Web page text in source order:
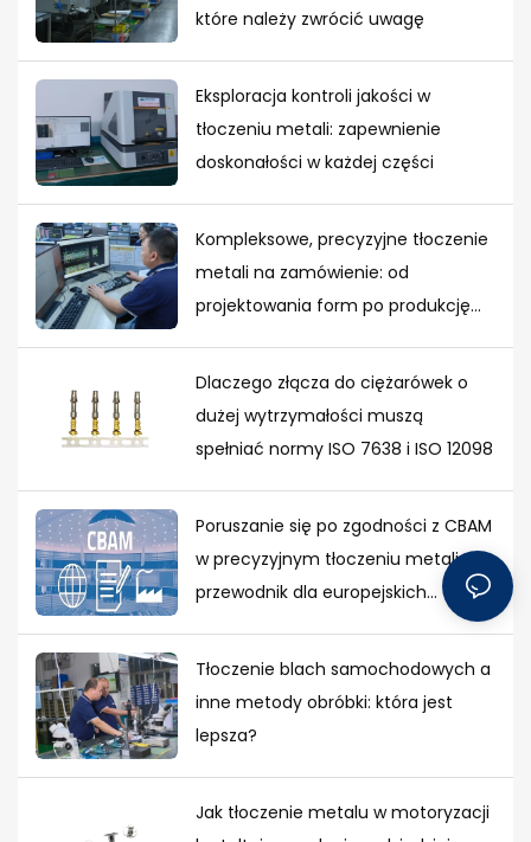
które należy zwrócić uwagę
Eksploracja kontroli jakości w
tłoczeniu metali: zapewnienie
doskonałości w każdej części
Kompleksowe, precyzyjne tłoczenie
metali na zamówienie: od
projektowania form po produkcję
Dlaczego złącza do ciężarówek o
dużej wytrzymałości muszą
spełniać normy ISO 7638 i ISO 12098
Poruszanie się po zgodności z CBAM
w precyzyjnym tłoczeniu metali:
przewodnik dla europejskich
Tłoczenie blach samochodowych a
inne metody obróbki: która jest
lepsza?
Jak tłoczenie metalu w motoryzacji